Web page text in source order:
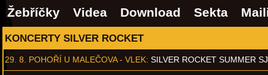
Žebříčky
Videa Download Sekta
KONCERTY SILVER ROCKET
29. 8. POHOŘÍ U MALEČOVA - VLEK: SILVER ROCKET SUMMER